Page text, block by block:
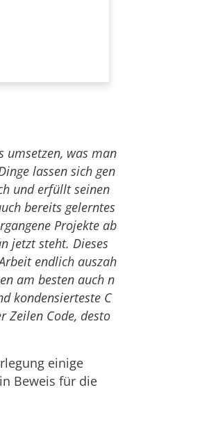
umsetzen, was man
lassen sich gen
und erfüllt seinen
bereits gelerntes
Projekte ab
jetzt steht. Dieses
endlich auszah
am besten auch n
kondensierteste C
Zeilen Code, desto
einige
Beweis für die